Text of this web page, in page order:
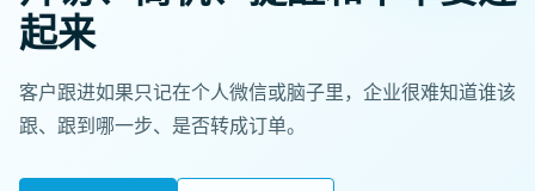
起来
客户跟进如果只记在个人微信或脑子里，企业很难知道谁该
跟、跟到哪一步、是否转成订单。